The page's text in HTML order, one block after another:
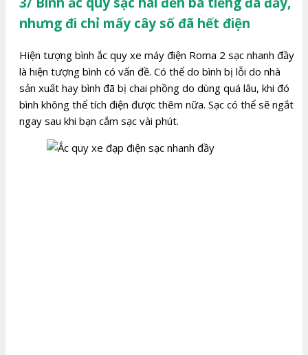
nhưng đi chỉ mấy cây số đã hết điện
Hiện tượng bình ắc quy xe máy điện Roma 2 sạc nhanh đầy
là hiện tượng bình có vấn đề. Có thể do bình bị lỗi do nhà
sản xuất hay bình đã bị chai phồng do dùng quá lâu, khi đó
bình không thể tích điện được thêm nữa. Sạc có thể sẽ ngắt
ngay sau khi bạn cắm sạc vài phút.